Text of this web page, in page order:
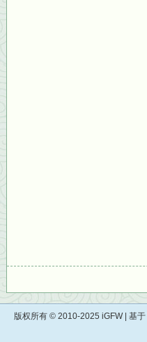
版权所有 © 2010-2025 iGFW | 基于